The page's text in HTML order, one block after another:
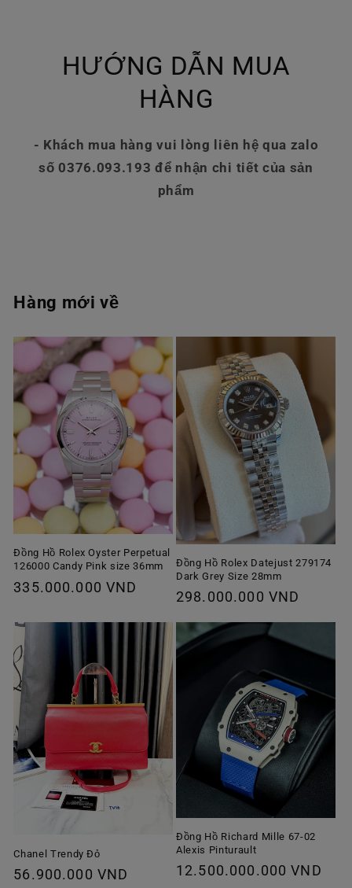
HƯỚNG DẪN MUA
HÀNG
- Khách mua hàng vui lòng liên hệ qua zalo
số 0376.093.193 để nhận chi tiết của sản
phẩm
Hàng mới về
Đồng Hồ Rolex Oyster Perpetual
126000 Candy Pink size 36mm
Giá
thường
335.000.000 VND
Đồng Hồ Rolex Datejust 279174
Dark Grey Size 28mm
Giá
thường
298.000.000 VND
Chanel Trendy Đỏ
Giá
56.900.000 VND
Đồng Hồ Richard Mille 67-02
Alexis Pinturault
Giá
12.500.000.000 VND